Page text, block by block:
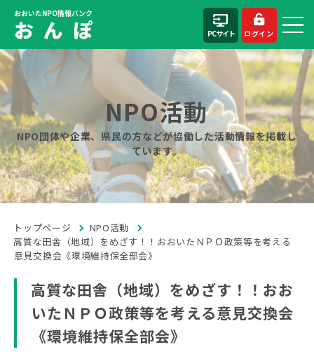
おおいたNPO情報バンク
お ん ぽ PCサイト ログイン
NPO活動
NPO団体や企業、県民の方などが協働した活動情報を掲載し
ています。
トップページ
NPO活動
高質な田舎（地域）をめざす！！おおいたＮＰＯ政策等を考える
意見交換会《環境維持保全部会》
高質な田舎（地域）をめざす！！おお
いたＮＰＯ政策等を考える意見交換会
《環境維持保全部会》